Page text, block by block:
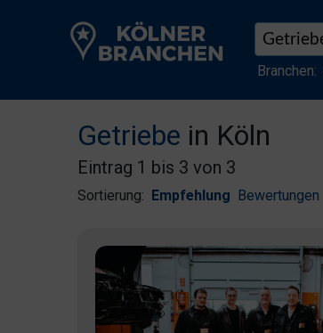
Branchen:
Getriebe in Köln
Eintrag 1 bis 3 von 3
Sortierung: Empfehlung Bewertungen